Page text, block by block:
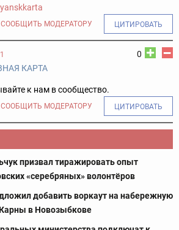
СООБЩИТЬ МОДЕРАТОРУ ЦИТИРОВАТЬ
0
КАРТА
к нам в сообщество.
СООБЩИТЬ МОДЕРАТОРУ ЦИТИРОВАТЬ
призвал тиражировать опыт
«серебряных» волонтёров
добавить воркаут на набережную
Карны в Новозыбкове